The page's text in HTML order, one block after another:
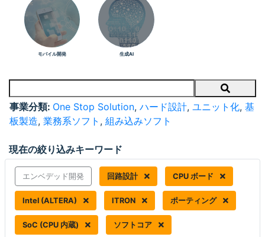
モバイル開発 生成AI
Search
事業分類: One Stop Solution, ハード設計, ユニット化, 基
板製造, 業務系ソフト , 組み込みソフト
現在の絞り込みキーワード
エンベデッド開発 回路設計 CPU ボード
Intel (ALTERA) ITRON ポーティング
SoC (CPU 内蔵) ソフトコア